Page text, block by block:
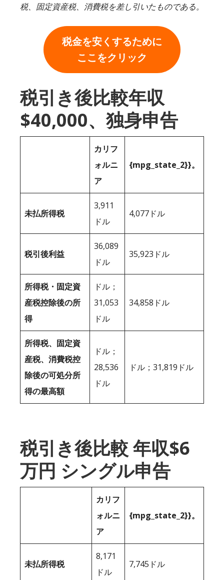
税、固定資産税、消費税を差し引いたものである。
税金を安くするために
ここをクリック
税引き後比較年収
$40,000、独身申告
カリフ
ォルニ
ア
{mpg_state_2}}。
未払所得税
3,911
ドル
4,077ドル
税引後利益
36,089
ドル
35,923ドル
所得税・固定資
産税控除後の所
得
ドル；
31,053
ドル
34,858ドル
所得税、固定資
産税、消費税控
除後の可処分所
得の最高額
ドル；
28,536
ドル
ドル；31,819ドル
税引き後比較 年収$6
万円 シングル申告
カリフ
ォルニ
ア
{mpg_state_2}}。
未払所得税
8,171
ドル
7,745ドル